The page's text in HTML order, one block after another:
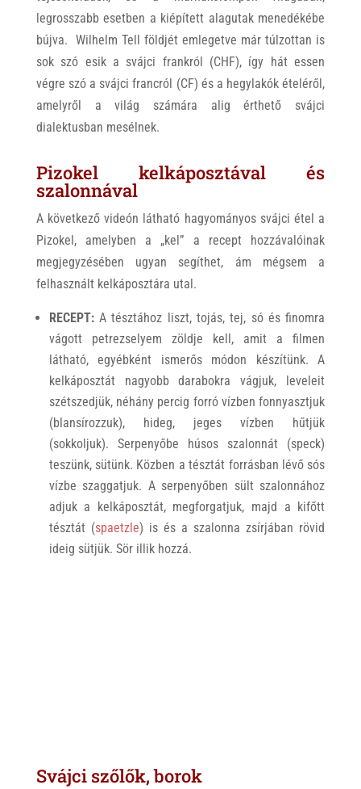
legrosszabb esetben a kiépített alagutak menedékébe
bújva. Wilhelm Tell földjét emlegetve már túlzottan is
sok szó esik a svájci frankról (CHF), így hát essen
végre szó a svájci francról (CF) és a hegylakók ételéről,
amelyről a világ számára alig érthető svájci
dialektusban mesélnek.
Pizokel kelkáposztával és
szalonnával
A következő videón látható hagyományos svájci étel a
Pizokel, amelyben a „kel” a recept hozzávalóinak
megjegyzésében ugyan segíthet, ám mégsem a
felhasznált kelkáposztára utal.
RECEPT:A tésztához liszt, tojás, tej, só és finomra
vágott petrezselyem zöldje kell, amit a filmen
látható, egyébként ismerős módon készítünk. A
kelkáposztát nagyobb darabokra vágjuk, leveleit
szétszedjük, néhány percig forró vízben fonnyasztjuk
(blansírozzuk), hideg, jeges vízben hűtjük
(sokkoljuk). Serpenyőbe húsos szalonnát (speck)
teszünk, sütünk. Közben a tésztát forrásban lévő sós
vízbe szaggatjuk. A serpenyőben sült szalonnához
adjuk a kelkáposztát, megforgatjuk, majd a kifőtt
tésztát (spaetzle) is és a szalonna zsírjában rövid
ideig sütjük. Sör illik hozzá.
Svájci szőlők, borok